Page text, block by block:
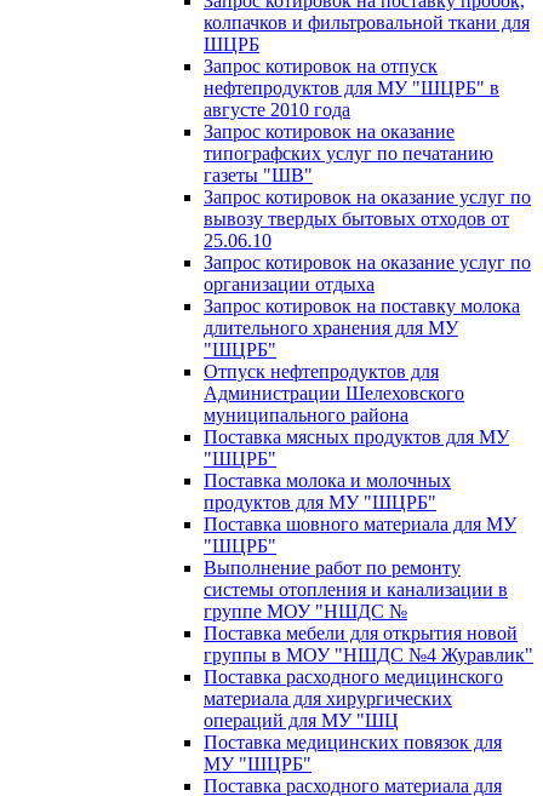
колпачков и фильтровальной ткани для
ШЦРБ
Запрос котировок на отпуск
нефтепродуктов для МУ "ШЦРБ" в
августе 2010 года
Запрос котировок на оказание
типографских услуг по печатанию
газеты "ШВ"
Запрос котировок на оказание услуг по
вывозу твердых бытовых отходов от
25.06.10
Запрос котировок на оказание услуг по
организации отдыха
Запрос котировок на поставку молока
длительного хранения для МУ
"ШЦРБ"
Отпуск нефтепродуктов для
Администрации Шелеховского
муниципального района
Поставка мясных продуктов для МУ
"ШЦРБ"
Поставка молока и молочных
продуктов для МУ "ШЦРБ"
Поставка шовного материала для МУ
"ШЦРБ"
Выполнение работ по ремонту
системы отопления и канализации в
группе МОУ "НШДС №
Поставка мебели для открытия новой
группы в МОУ "НШДС №4 Журавлик"
Поставка расходного медицинского
материала для хирургических
операций для МУ "ШЦ
Поставка медицинских повязок для
МУ "ШЦРБ"
Поставка расходного материала для